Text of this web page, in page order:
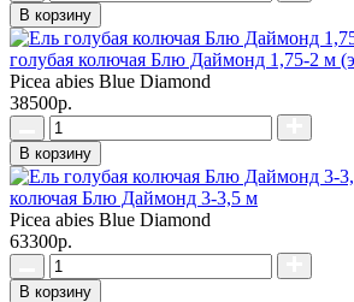
В корзину
голубая колючая Блю Даймонд 1,75-2 м
Picea abies Blue Diamond
38500р.
В корзину
колючая Блю Даймонд 3-3,5 м
Picea abies Blue Diamond
63300р.
В корзину